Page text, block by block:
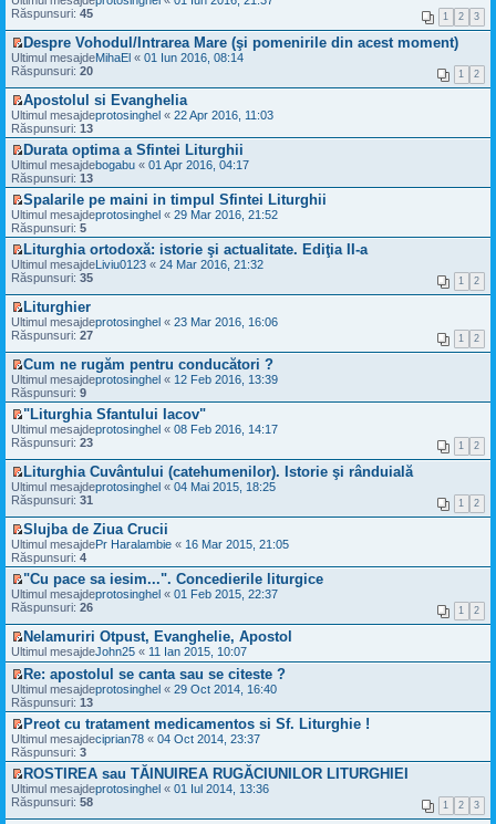
t
t
n
c
i
t
i
t
e
s
a
j
n
e
c
i
t
i
t
m
u
l
m
e
s
n
e
c
t
i
t
l
i
m
u
l
m
e
s
a
j
n
e
c
i
t
i
t
e
i
u
l
t
i
m
u
l
m
e
s
a
j
n
e
c
t
i
Răspunsuri: 45 1 2 3
V
e
u
l
t
i
m
u
l
m
e
s
a
j
n
e
c
t
i
Despre Vohodul/Intrarea Mare (şi pomenirile din acest moment)
Ultimul mesajdeMihaEl « 01 Iun 2016, 08:14
Răspunsuri: 20 1 2
V
e
z
u
l
t
i
m
u
l
m
e
s
a
j
n
e
c
i
t
i
t
Apostolul si Evanghelia
Ultimul mesajdeprotosinghel « 22 Apr 2016, 11:03
Răspunsuri: 13
V
e
z
i
u
l
t
i
m
u
l
m
e
s
j
n
e
c
i
t
i
Durata optima a Sfintei Liturghii
Ultimul mesajdebogabu « 01 Apr 2016, 04:17
Răspunsuri: 13
V
e
z
u
l
i
m
u
l
m
e
s
a
j
n
e
c
i
t
i
t
Spalarile pe maini in timpul Sfintei Liturghii
Ultimul mesajdeprotosinghel « 29 Mar 2016, 21:52
Răspunsuri: 5
V
e
i
u
l
t
i
m
u
l
m
s
a
j
n
e
c
t
i
t
Liturghia ortodoxă: istorie şi actualitate. Ediţia II-a
Ultimul mesajdeLiviu0123 « 24 Mar 2016, 21:32
Răspunsuri: 35 1 2
V
e
i
u
l
t
i
m
u
l
m
e
s
a
j
n
e
c
i
i
t
Liturghier
Ultimul mesajdeprotosinghel « 23 Mar 2016, 16:06
Răspunsuri: 27 1 2
V
e
z
i
u
l
i
m
u
l
m
e
s
a
j
n
e
c
i
t
i
t
Cum ne rugăm pentru conducători ?
Ultimul mesajdeprotosinghel « 12 Feb 2016, 13:39
Răspunsuri: 9
V
e
i
u
l
t
i
m
u
l
m
s
a
j
n
e
c
i
t
i
t
"Liturghia Sfantului Iacov"
Ultimul mesajdeprotosinghel « 08 Feb 2016, 14:17
Răspunsuri: 23 1 2
V
e
i
u
l
t
i
m
u
l
m
e
s
a
j
n
e
c
i
t
i
t
Liturghia Cuvântului (catehumenilor). Istorie şi rânduială
Ultimul mesajdeprotosinghel « 04 Mai 2015, 18:25
Răspunsuri: 31 1 2
V
e
z
i
u
l
i
m
u
m
e
s
a
j
n
e
c
i
t
i
Slujba de Ziua Crucii
Ultimul mesajdePr Haralambie « 16 Mar 2015, 21:05
Răspunsuri: 4
V
e
i
u
l
t
i
m
u
m
e
s
a
j
n
e
"Cu pace sa iesim...". Concedierile liturgice
Ultimul mesajdeprotosinghel « 01 Feb 2015, 22:37
Răspunsuri: 26 1 2
V
e
z
i
u
l
t
i
m
u
l
m
e
s
Nelamuriri Otpust, Evanghelie, Apostol
Ultimul mesajdeJohn25 « 11 Ian 2015, 10:07
V
e
z
u
l
t
i
m
u
l
Re: apostolul se canta sau se citeste ?
Ultimul mesajdeprotosinghel « 29 Oct 2014, 16:40
Răspunsuri: 13
V
e
z
u
l
Preot cu tratament medicamentos si Sf. Liturghie !
Ultimul mesajdeciprian78 « 04 Oct 2014, 23:37
Răspunsuri: 3
V
e
ROSTIREA sau TĂINUIREA RUGĂCIUNILOR LITURGHIEI
Ultimul mesajdeprotosinghel « 01 Iul 2014, 13:36
Răspunsuri: 58 1 2 3